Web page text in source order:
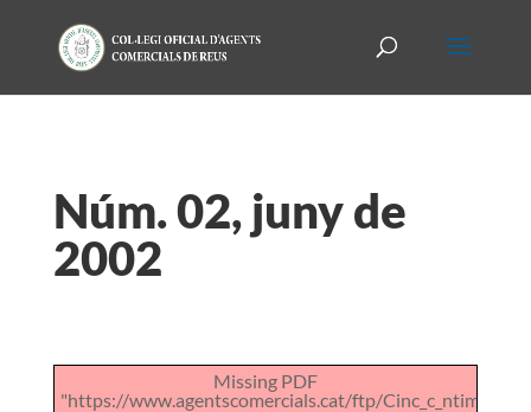
Núm. 02, juny de
2002
Missing PDF
"https://www.agentscomercials.cat/ftp/